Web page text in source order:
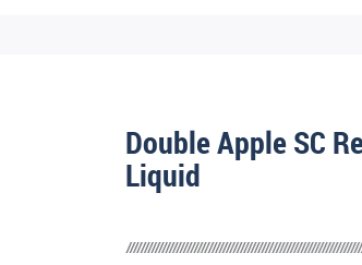
Double Apple SC
Liquid